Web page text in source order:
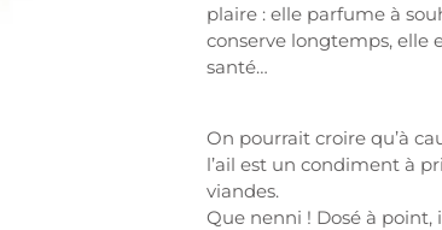
plaire : elle parfume à
conserve longtemps, elle
santé…
On pourrait croire qu’à
l’ail est un condiment à
viandes.
Que nenni ! Dosé à point,